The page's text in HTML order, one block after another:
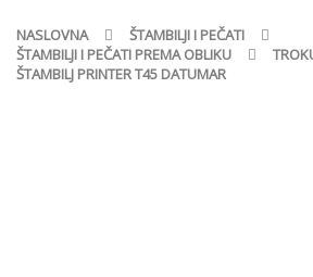
NASLOVNA
ŠTAMBILJI I PEČATI
ŠTAMBILJI I PEČATI PREMA OBLIKU
ŠTAMBILJ PRINTER T45 DATUMAR